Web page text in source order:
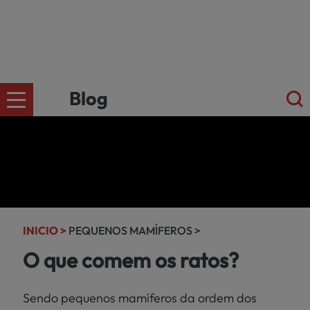
Blog
GATOS
PEQUENOS
MAMÍFEROS
kiwoko.pt
INICIO > PEQUENOS MAMÍFEROS >
O que comem os ratos?
Sendo pequenos mamíferos da ordem dos